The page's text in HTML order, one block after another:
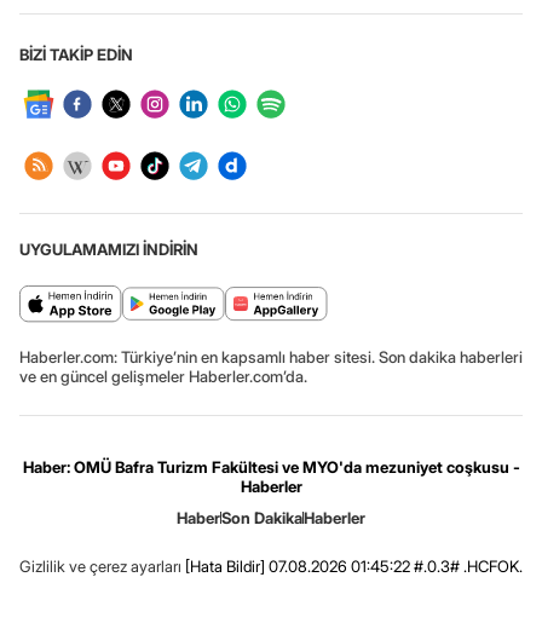
BİZİ TAKİP EDİN
UYGULAMAMIZI İNDİRİN
Haberler.com: Türkiye’nin en kapsamlı haber sitesi. Son dakika haberleri
ve en güncel gelişmeler Haberler.com’da.
Haber: OMÜ Bafra Turizm Fakültesi ve MYO'da mezuniyet coşkusu -
Haberler
HaberSon DakikaHaberler
Gizlilik ve çerez ayarları [Hata Bildir] 07.08.2026 01:45:22 #.0.3# .HCFOK.